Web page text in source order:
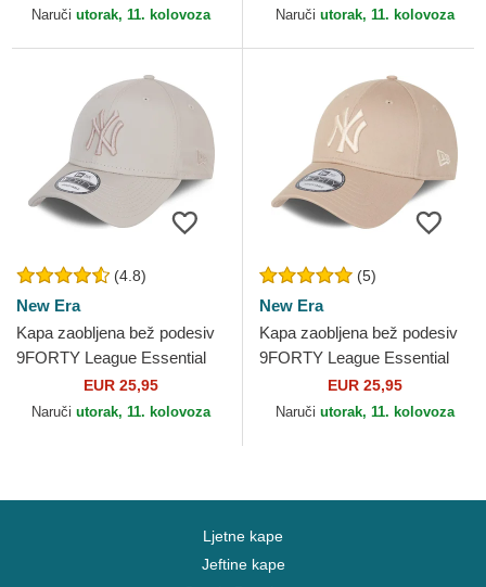
New Era
Naruči utorak, 11. kolovoza Naruči utorak, 11. kolovoza
(4.8)
New Era
Kapa zaobljena bež podesiv
9FORTY League Essential
Poly New York Yankees MLB
New Era
EUR 25,95
Naruči utorak, 11. kolovoza
(5)
New Era
Kapa zaobljena bež podesiv
9FORTY League Essential
New York Yankees MLB New
Era
EUR 25,95
Naruči utorak, 11. kolovoza
Ljetne kape
Jeftine kape